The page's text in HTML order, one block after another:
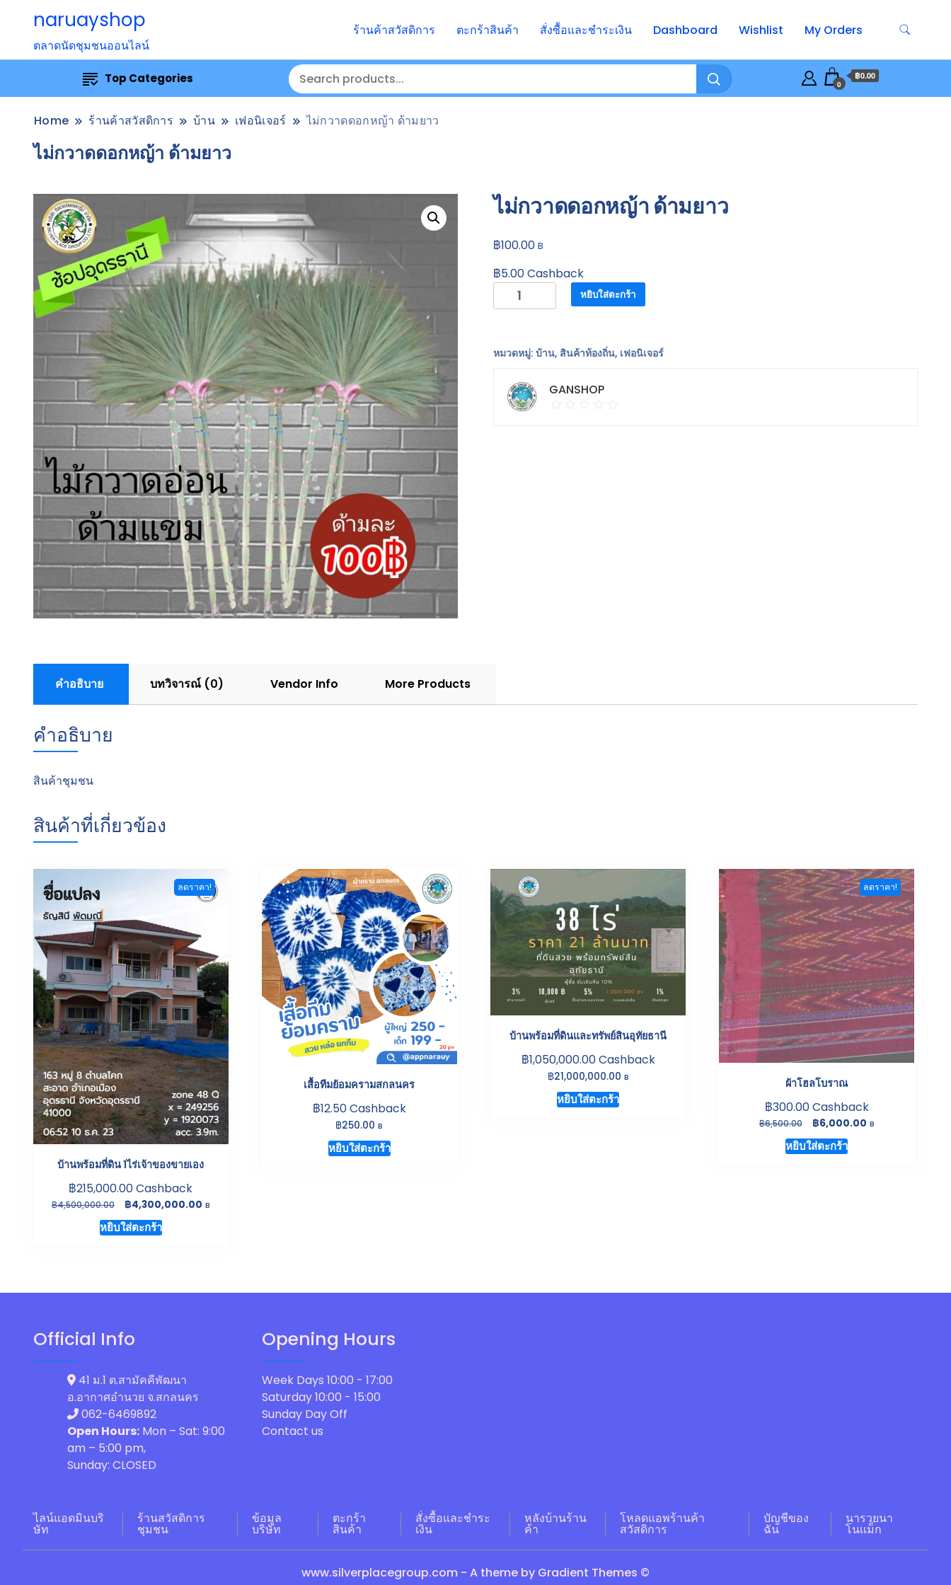
naruayshop
ตลาดนัดชุมชนออนไลน์
ร้านค้าสวัสดิการ ตะกร้าสินค้า สั่งซื้อและชำระเงิน Dashboard Wishlist My Orders
Top Categories 0
฿0.00
Home ร้านค้าสวัสดิการ บ้าน เฟอนิเจอร์ ไม่กวาดดอกหญ้า ด้ามยาว
ไม่กวาดดอกหญ้า ด้ามยาว
ไม่กวาดดอกหญ้า ด้ามยาว
฿100.00 B
฿5.00Cashback
จำนวน
ไม่
หญ้า
ยาว
หยิบใส่ตะกร้า
หมวดหมู่: บ้าน, สินค้าท้องถิ่น, เฟอนิเจอร์
GANSHOP
คำอธิบาย บทวิจารณ์ (0) Vendor Info More Products
คำอธิบาย
สินค้าชุมชน
สินค้าที่เกี่ยวข้อง
ลดราคา!
บ้านพร้อมที่ดิน 1ไร่เจ้าของขายเอง
฿215,000.00Cashback
฿4,500,000.00
Original
price
was:
฿4,300,000.00Current
B
หยิบใส่ตะกร้า
เสื้อทีมย้อมครามสกลนคร
฿12.50Cashback
฿250.00 B
หยิบใส่ตะกร้า
บ้านพร้อมที่ดินและทรัพย์สินอุทัยธานี
฿1,050,000.00Cashback
฿21,000,000.00 B
หยิบใส่ตะกร้า
ลดราคา!
ผ้าโฮลโบราณ
฿300.00Cashback
฿6,500.00
Original
price
was:
฿6,000.00Current
B
หยิบใส่ตะกร้า
Official Info
41 ม.1 ต.สามัคคีพัฒนา
อ.อากาศอำนวย จ.สกลนคร
062-6469892
Open Hours: Mon – Sat: 9:00
am – 5:00 pm,
Sunday: CLOSED
Opening Hours
Week Days 10:00 - 17:00
Saturday10:00 - 15:00
Sunday Day Off
Contact us
ไลน์แอดมินบริ
ษัท
ร้านสวัสดิการ
ชุมชน
ข้อมูล
บริษัท
ตะกร้า
สินค้า
สั่งซื้อและชำระ
เงิน
หลังบ้านร้าน
ค้า
โหลดแอพร้านค้า
สวัสดิการ
บัญชีของ
ฉัน
นารวยนา
โนเเม็ก
www.silverplacegroup.com - A theme by Gradient Themes ©